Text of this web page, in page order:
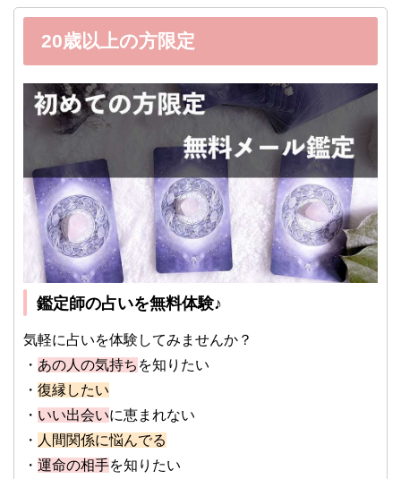
20歳以上の方限定
鑑定師の占いを無料体験♪
気軽に占いを体験してみませんか？
・ あの人の気持ち を知りたい
・ 復縁したい
・ いい出会いに恵まれない
・ 人間関係に悩んでる
・ 運命の相手を知りたい